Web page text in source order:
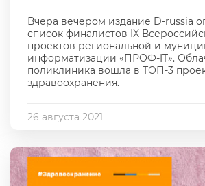
Вчера вечером издание D-russia
список финалистов IX
проектов региональной и
информатизации «ПРОФ-IT».
поликлиника вошла в ТОП-3
здравоохранения.
26 августа 2021